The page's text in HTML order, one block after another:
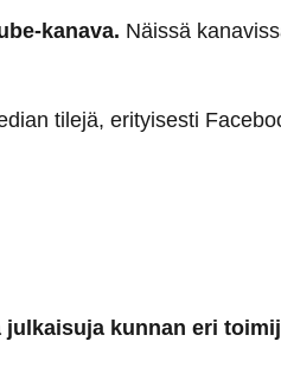
kanava. Näissä
tilejä, erityisesti
kunnan eri